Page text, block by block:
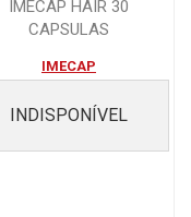
IMECAP HAIR 30
CAPSULAS
IMECAP
INDISPONÍVEL